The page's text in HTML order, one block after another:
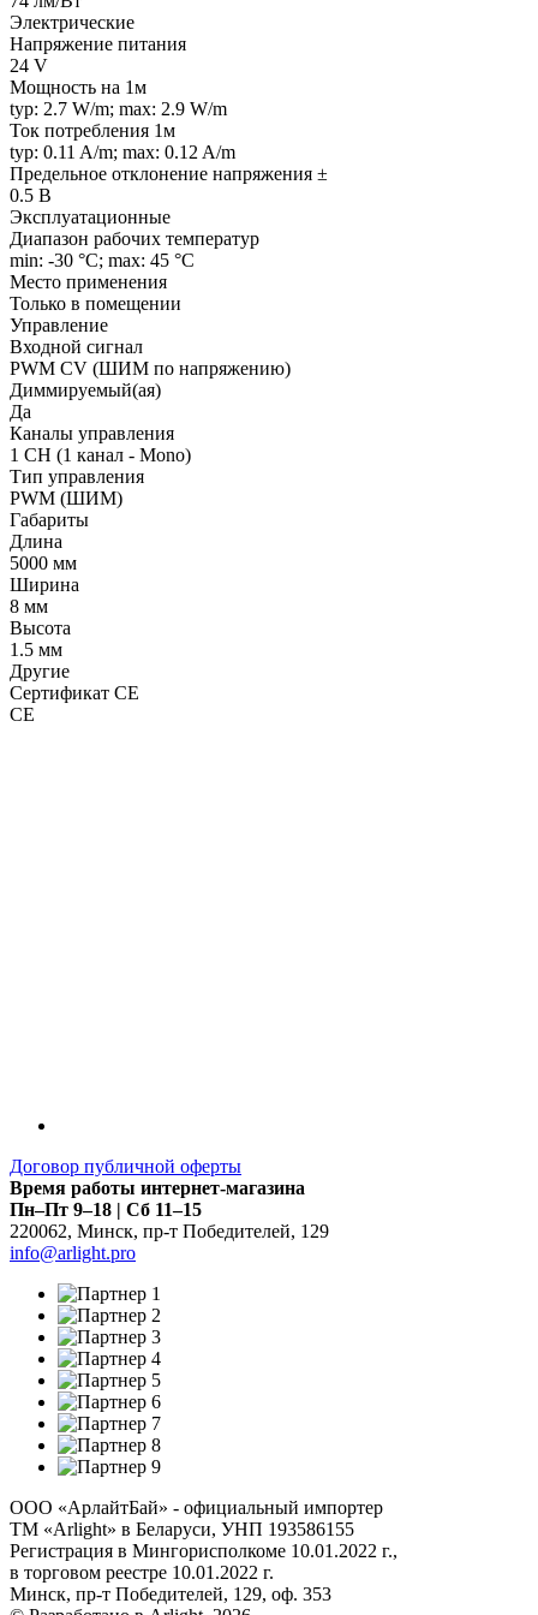
Электрические
Напряжение питания
24 V
Мощность на 1м
typ: 2.7 W/m; max: 2.9 W/m
Ток потребления 1м
typ: 0.11 A/m; max: 0.12 A/m
Предельное отклонение напряжения ±
0.5 В
Эксплуатационные
Диапазон рабочих температур
min: -30 °C; max: 45 °C
Место применения
Только в помещении
Управление
Входной сигнал
PWM СV (ШИМ по напряжению)
Диммируемый(ая)
Да
Каналы управления
1 CH (1 канал - Mono)
Тип управления
PWM (ШИМ)
Габариты
Длина
5000 мм
Ширина
8 мм
Высота
1.5 мм
Другие
Сертификат CE
CE
Договор публичной оферты
Время работы интернет-магазина
Пн–Пт 9–18 | Сб 11–15
220062, Минск, пр-т Победителей, 129
info@arlight.pro
ООО «АрлайтБай» - официальный импортер
ТМ «Arlight» в Беларуси, УНП 193586155
Регистрация в Мингорисполкоме 10.01.2022 г.,
в торговом реестре 10.01.2022 г.
Минск, пр-т Победителей, 129, оф. 353